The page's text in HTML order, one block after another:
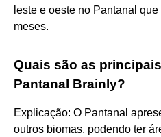
leste e oeste no Pantanal
meses.
Quais são as
Pantanal Brainly?
Explicação: O Pantanal
outros biomas, podendo ter